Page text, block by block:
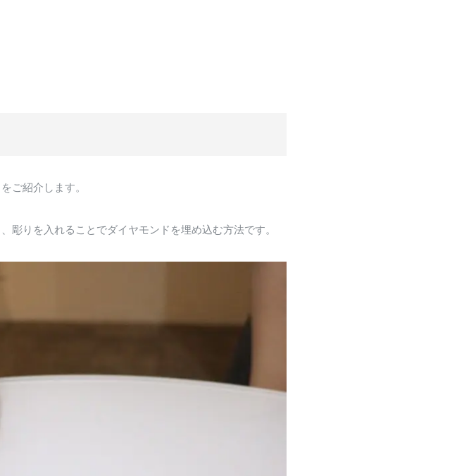
ご紹介します。
彫りを入れることでダイヤモンドを埋め込む方法です。